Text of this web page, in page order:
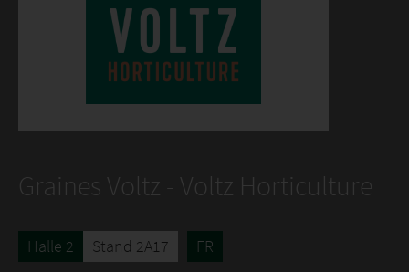
Graines Voltz - Voltz Horticulture
Halle 2 Stand 2A17 FR